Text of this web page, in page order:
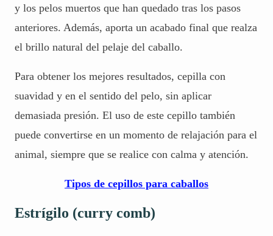
LEER MÁS:
y los pelos muertos que han quedado tras los pasos
anteriores. Además, aporta un acabado final que realza
el brillo natural del pelaje del caballo.
Para obtener los mejores resultados, cepilla con
suavidad y en el sentido del pelo, sin aplicar
demasiada presión. El uso de este cepillo también
puede convertirse en un momento de relajación para el
animal, siempre que se realice con calma y atención.
Tipos de cepillos para caballos
Estrígilo (curry comb)